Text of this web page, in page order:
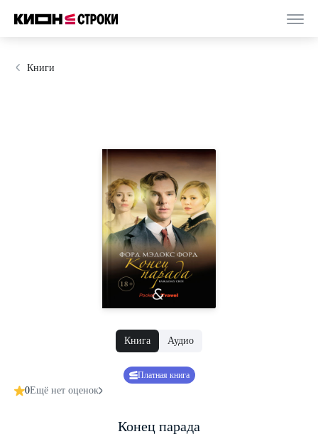
Книги
Книга Аудио
Платная книга
0Ещё нет оценок
Конец парада